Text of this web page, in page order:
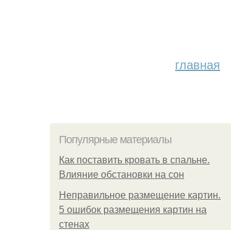
главная
Популярные материалы
Как поставить кровать в спальне.
Влияние обстановки на сон
Неправильное размещение картин.
5 ошибок размещения картин на
стенах